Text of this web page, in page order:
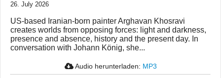
26. July 2026
US-based Iranian-born painter Arghavan Khosravi
creates worlds from opposing forces: light and darkness,
presence and absence, history and the present day. In
conversation with Johann König, she...
Audio herunterladen: MP3